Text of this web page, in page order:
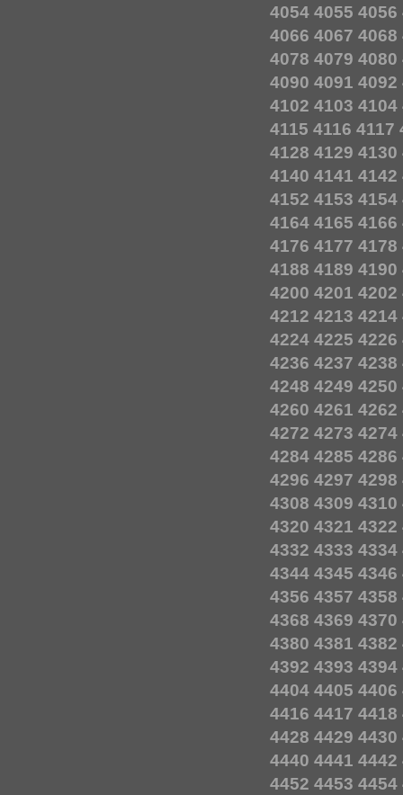
4054 4055 4056
4066 4067 4068
4078 4079 4080
4090 4091 4092
4102 4103 4104
4115 4116 4117
4128 4129 4130
4140 4141 4142
4152 4153 4154
4164 4165 4166
4176 4177 4178
4188 4189 4190
4200 4201 4202
4212 4213 4214
4224 4225 4226
4236 4237 4238
4248 4249 4250
4260 4261 4262
4272 4273 4274
4284 4285 4286
4296 4297 4298
4308 4309 4310
4320 4321 4322
4332 4333 4334
4344 4345 4346
4356 4357 4358
4368 4369 4370
4380 4381 4382
4392 4393 4394
4404 4405 4406
4416 4417 4418
4428 4429 4430
4440 4441 4442
4452 4453 4454